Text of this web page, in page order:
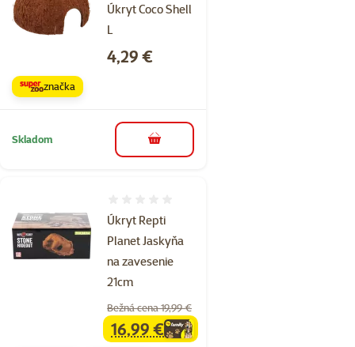
Úkryt Coco Shell
L
Cena
4,29 €
značka
Skladom do košíka
Úkryt Repti
Planet Jaskyňa
na zavesenie
21cm
Bežná cena 19,99 €
familycena
16,99 €